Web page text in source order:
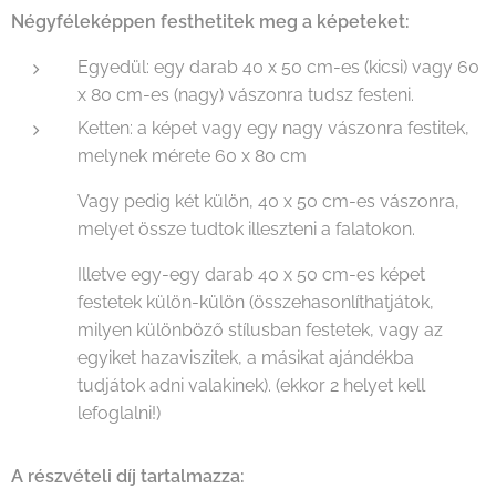
Négyféleképpen festhetitek meg a képeteket:
Egyedül: egy darab 40 x 50 cm-es (kicsi) vagy 60
x 80 cm-es (nagy) vászonra tudsz festeni.
Ketten: a képet vagy egy nagy vászonra festitek,
melynek mérete 60 x 80 cm
Vagy pedig két külön, 40 x 50 cm-es vászonra,
melyet össze tudtok illeszteni a falatokon.
Illetve egy-egy darab 40 x 50 cm-es képet
festetek külön-külön (összehasonlíthatjátok,
milyen különböző stílusban festetek, vagy az
egyiket hazaviszitek, a másikat ajándékba
tudjátok adni valakinek). (ekkor 2 helyet kell
lefoglalni!)
A részvételi díj tartalmazza: